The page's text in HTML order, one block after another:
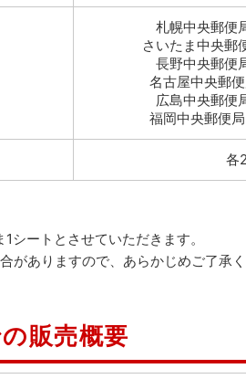
札幌中央郵便
さいたま中央郵
長野中央郵便
名古屋中央郵
広島中央郵便
福岡中央郵便
各
シートとさせていただきます。
ありますので、あらかじめご了承く
販売概要